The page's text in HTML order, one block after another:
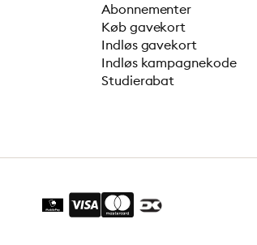
Abonnementer
Køb gavekort
Indløs gavekort
Indløs kampagnekode
Studierabat